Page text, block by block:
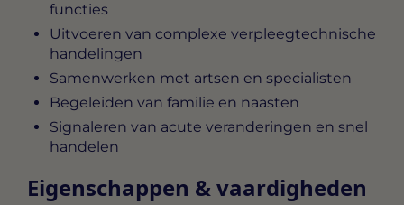
functies
Uitvoeren van complexe verpleegtechnische
handelingen
Samenwerken met artsen en specialisten
Begeleiden van familie en naasten
Signaleren van acute veranderingen en snel
handelen
Eigenschappen & vaardigheden